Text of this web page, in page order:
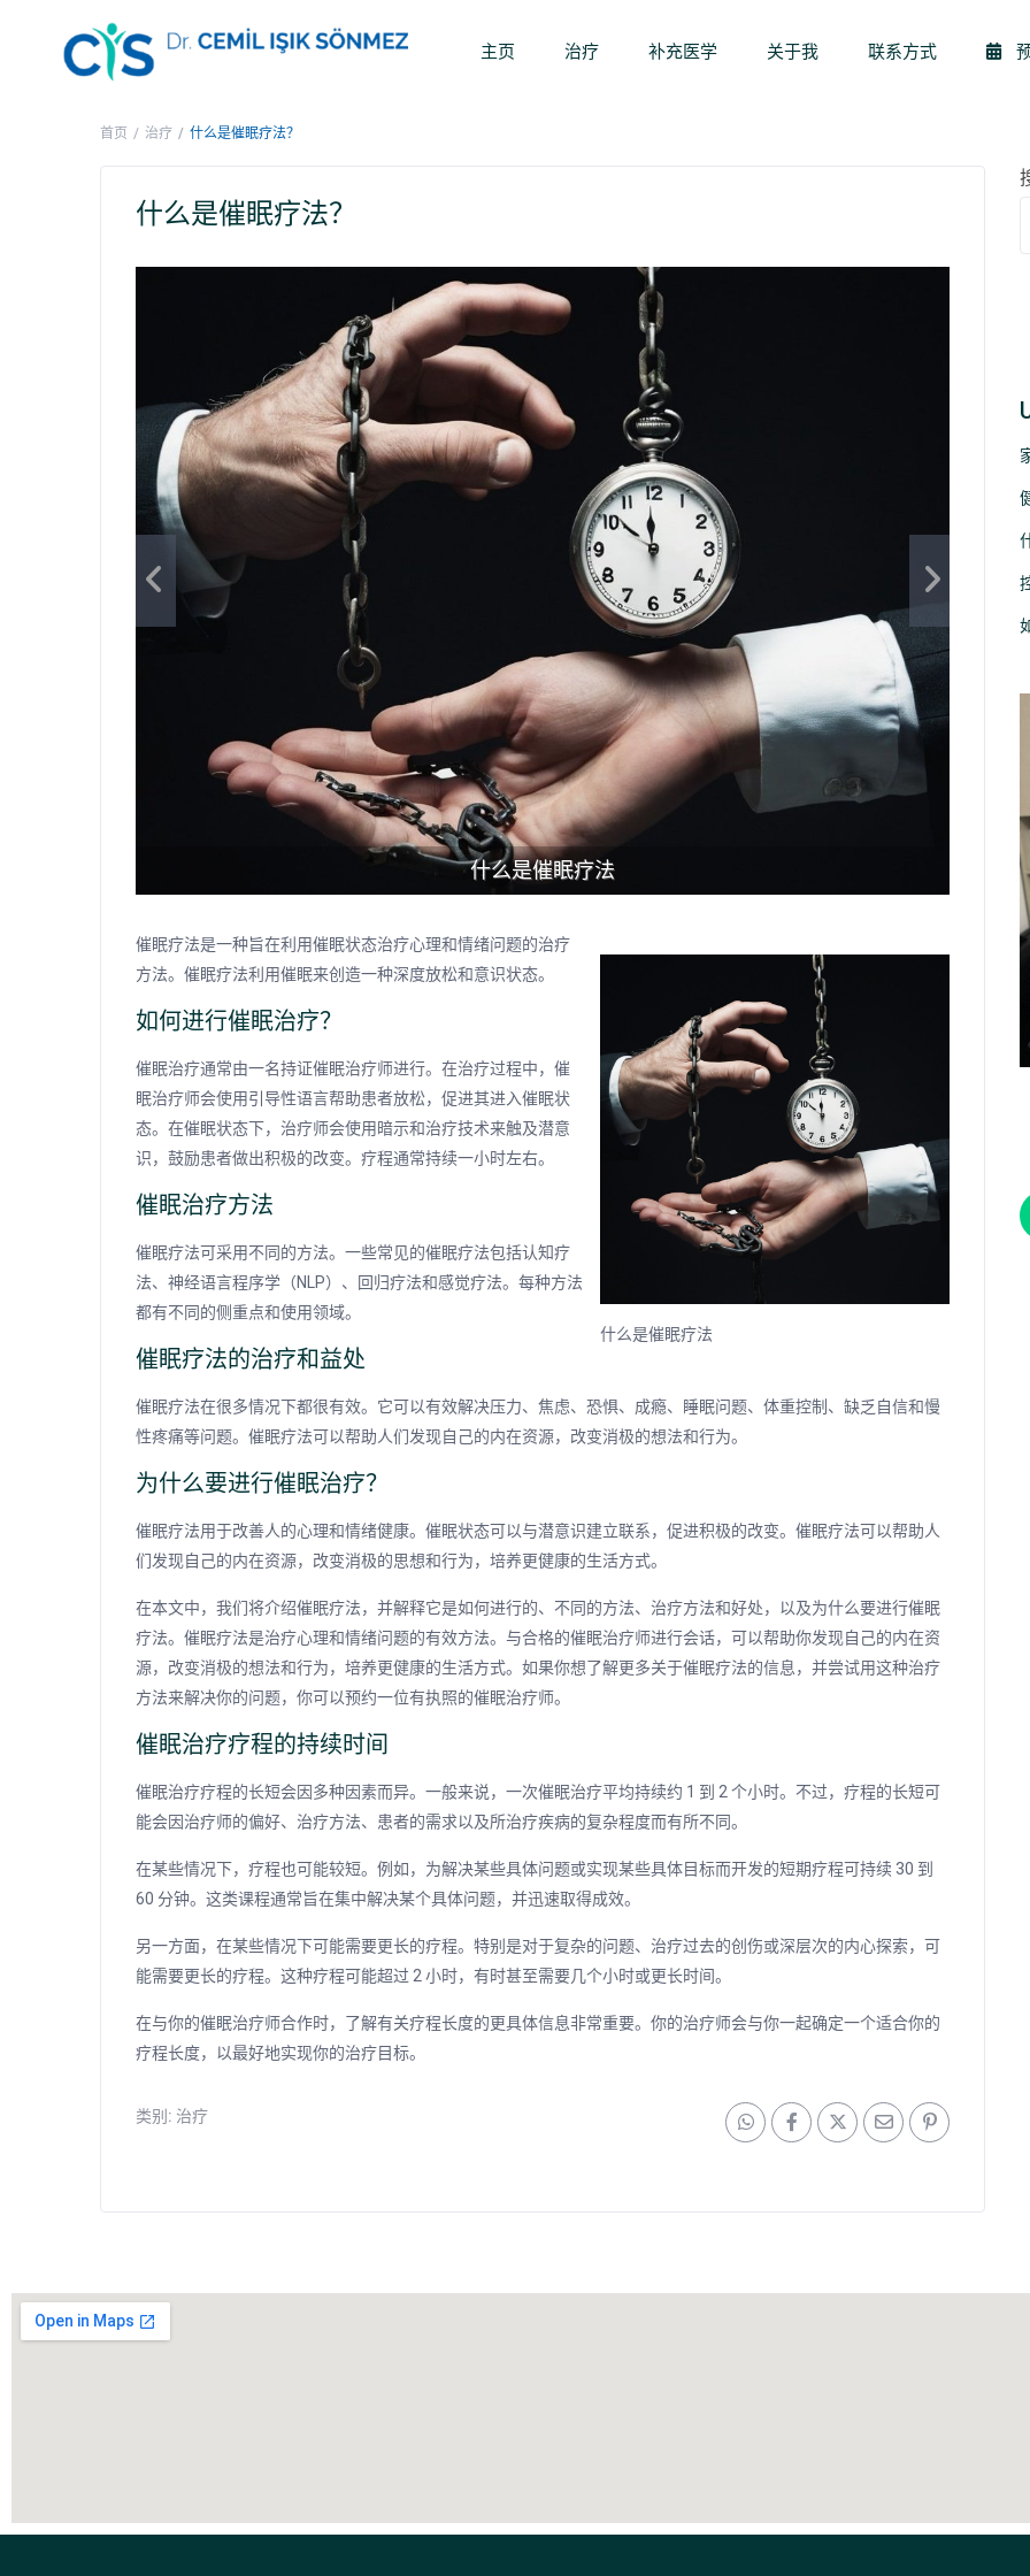
主页 治疗 补充医学 关于我 联系方式
首页 治疗 什么是催眠疗法？
什么是催眠疗法？
什么是催眠疗法
什么是催眠疗法
催眠疗法是一种旨在利用催眠状态治疗心理和情绪问题的治疗
方法。催眠疗法利用催眠来创造一种深度放松和意识状态。
如何进行催眠治疗？
催眠治疗通常由一名持证催眠治疗师进行。在治疗过程中，催
眠治疗师会使用引导性语言帮助患者放松，促进其进入催眠状
态。在催眠状态下，治疗师会使用暗示和治疗技术来触及潜意
识，鼓励患者做出积极的改变。疗程通常持续一小时左右。
催眠治疗方法
催眠疗法可采用不同的方法。一些常见的催眠疗法包括认知疗
法、神经语言程序学（NLP）、回归疗法和感觉疗法。每种方法
都有不同的侧重点和使用领域。
催眠疗法的治疗和益处
催眠疗法在很多情况下都很有效。它可以有效解决压力、焦虑、恐惧、成瘾、睡眠问题、体重控制、缺乏自信和慢
性疼痛等问题。催眠疗法可以帮助人们发现自己的内在资源，改变消极的想法和行为。
为什么要进行催眠治疗？
催眠疗法用于改善人的心理和情绪健康。催眠状态可以与潜意识建立联系，促进积极的改变。催眠疗法可以帮助人
们发现自己的内在资源，改变消极的思想和行为，培养更健康的生活方式。
在本文中，我们将介绍催眠疗法，并解释它是如何进行的、不同的方法、治疗方法和好处，以及为什么要进行催眠
疗法。催眠疗法是治疗心理和情绪问题的有效方法。与合格的催眠治疗师进行会话，可以帮助你发现自己的内在资
源，改变消极的想法和行为，培养更健康的生活方式。如果你想了解更多关于催眠疗法的信息，并尝试用这种治疗
方法来解决你的问题，你可以预约一位有执照的催眠治疗师。
催眠治疗疗程的持续时间
催眠治疗疗程的长短会因多种因素而异。一般来说，一次催眠治疗平均持续约 1 到 2 个小时。不过，疗程的长短可
能会因治疗师的偏好、治疗方法、患者的需求以及所治疗疾病的复杂程度而有所不同。
在某些情况下，疗程也可能较短。例如，为解决某些具体问题或实现某些具体目标而开发的短期疗程可持续 30 到
60 分钟。这类课程通常旨在集中解决某个具体问题，并迅速取得成效。
另一方面，在某些情况下可能需要更长的疗程。特别是对于复杂的问题、治疗过去的创伤或深层次的内心探索，可
能需要更长的疗程。这种疗程可能超过 2 小时，有时甚至需要几个小时或更长时间。
在与你的催眠治疗师合作时，了解有关疗程长度的更具体信息非常重要。你的治疗师会与你一起确定一个适合你的
疗程长度，以最好地实现你的治疗目标。
类别: 治疗